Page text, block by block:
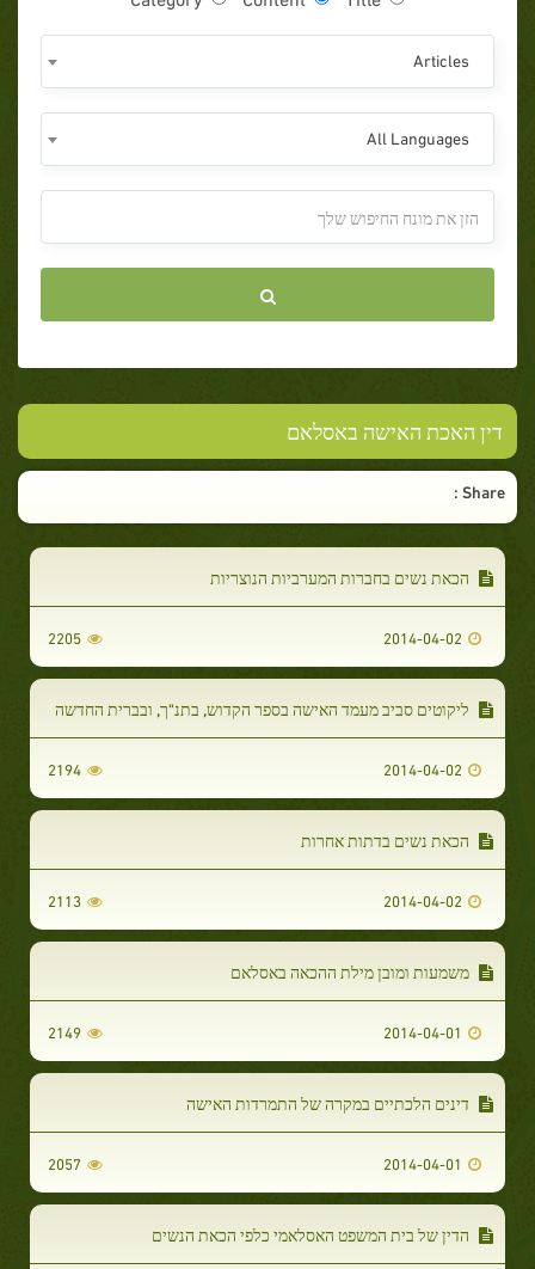
Articles
All Languages
דין האכת האישה באסלאם
Share :
הכאת נשים בחברות המערביות הנוצריות
2014-04-02
2205
ליקוטים סביב מעמד האישה בספר הקדוש, בתנ"ך, ובברית החדשה
2014-04-02
2194
הכאת נשים בדתות אחרות
2014-04-02
2113
משמעות ומובן מילת ההכאה באסלאם
2014-04-01
2149
דינים הלכתיים במקרה של התמרדות האישה
2014-04-01
2057
הדין של בית המשפט האסלאמי כלפי הכאת הנשים